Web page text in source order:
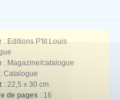
: Editions P'tit Louis
: Magazine/catalogue
Catalogue
: 22,5 x 30 cm
de pages : 16